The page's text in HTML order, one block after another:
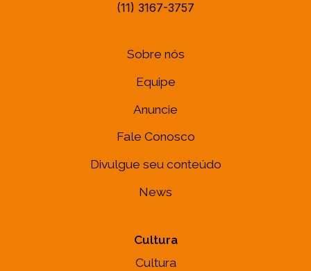
(11) 3167-3757
Sobre nós
Equipe
Anuncie
Fale Conosco
Divulgue seu conteúdo
News
Cultura
Cultura